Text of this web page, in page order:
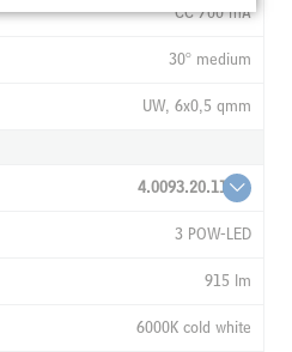
CC 700 mA
30° medium
UW, 6x0,5 qmm
4.0093.20.11
3 POW-LED
915 lm
6000K cold white